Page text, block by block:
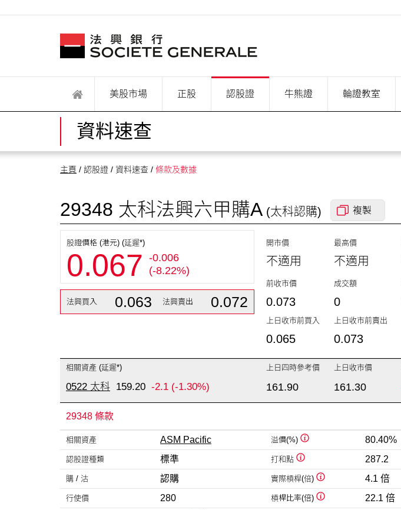
美股市場 正股 認股證 牛熊證 輪證教室
資料速查
主頁 / 認股證 / 資料速查 / 條款及數據
29348 太科法興六甲購A (太科認購) 複製
股證價格 (港元) (延遲*)
0.067 -0.006
(-8.22%)
法興買入 0.063 法興賣出 0.072
開市價
不適用
最高價
不適用
前收市價
0.073
成交額
0
上日收市前買入
0.065
上日收市前賣出
0.073
相關資產 (延遲*)
0522 太科 159.20 -2.1 (-1.30%)
上日四時參考價
161.90
上日收市價
161.30
29348 條款
相關資產 ASM Pacific
認股證種類 標準
購 / 沽 認購
行使價 280
溢價(%) 80.40%
打和點 287.2
實際槓桿(倍) 4.1 倍
槓桿比率(倍) 22.1 倍